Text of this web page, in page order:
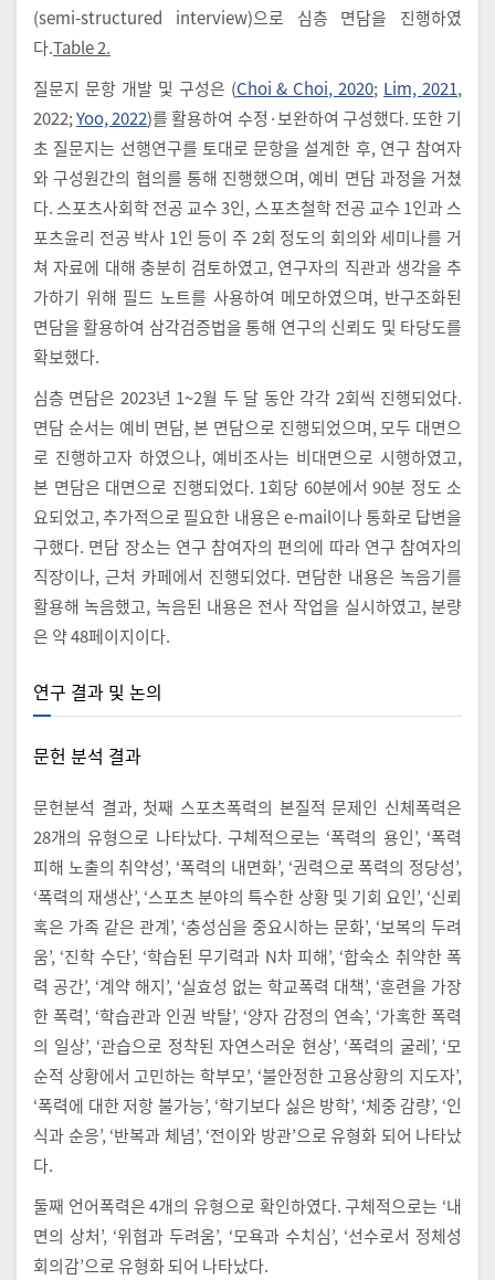
(semi-structured interview)으로 심층 면담을 진행하였
다.Table 2.
질문지 문항 개발 및 구성은 (Choi & Choi, 2020; Lim, 2021,
2022;Yoo, 2022)를 활용하여 수정·보완하여 구성했다. 또한 기
초 질문지는 선행연구를 토대로 문항을 설계한 후, 연구 참여자
와 구성원간의 협의를 통해 진행했으며, 예비 면담 과정을 거쳤
다. 스포츠사회학 전공 교수 3인, 스포츠철학 전공 교수 1인과 스
포츠윤리 전공 박사 1인 등이 주 2회 정도의 회의와 세미나를 거
쳐 자료에 대해 충분히 검토하였고, 연구자의 직관과 생각을 추
가하기 위해 필드 노트를 사용하여 메모하였으며, 반구조화된
면담을 활용하여 삼각검증법을 통해 연구의 신뢰도 및 타당도를
확보했다.
심층 면담은 2023년 1~2월 두 달 동안 각각 2회씩 진행되었다.
면담 순서는 예비 면담, 본 면담으로 진행되었으며, 모두 대면으
로 진행하고자 하였으나, 예비조사는 비대면으로 시행하였고,
본 면담은 대면으로 진행되었다. 1회당 60분에서 90분 정도 소
요되었고, 추가적으로 필요한 내용은 e-mail이나 통화로 답변을
구했다. 면담 장소는 연구 참여자의 편의에 따라 연구 참여자의
직장이나, 근처 카페에서 진행되었다. 면담한 내용은 녹음기를
활용해 녹음했고, 녹음된 내용은 전사 작업을 실시하였고, 분량
은 약 48페이지이다.
연구 결과 및 논의
문헌 분석 결과
문헌분석 결과, 첫째 스포츠폭력의 본질적 문제인 신체폭력은
28개의 유형으로 나타났다. 구체적으로는 ‘폭력의 용인’, ‘폭력
피해 노출의 취약성’, ‘폭력의 내면화’, ‘권력으로 폭력의 정당성’,
‘폭력의 재생산’, ‘스포츠 분야의 특수한 상황 및 기회 요인’, ‘신뢰
혹은 가족 같은 관계’, ‘충성심을 중요시하는 문화’, ‘보복의 두려
움’, ‘진학 수단’, ‘학습된 무기력과 N차 피해’, ‘합숙소 취약한 폭
력 공간’, ‘계약 해지’, ‘실효성 없는 학교폭력 대책’, ‘훈련을 가장
한 폭력’, ‘학습관과 인권 박탈’, ‘양자 감정의 연속’, ‘가혹한 폭력
의 일상’, ‘관습으로 정착된 자연스러운 현상’, ‘폭력의 굴레’, ‘모
순적 상황에서 고민하는 학부모’, ‘불안정한 고용상황의 지도자’,
‘폭력에 대한 저항 불가능’, ‘학기보다 싫은 방학’, ‘체중 감량’, ‘인
식과 순응’, ‘반복과 체념’, ‘전이와 방관’으로 유형화 되어 나타났
다.
둘째 언어폭력은 4개의 유형으로 확인하였다. 구체적으로는 ‘내
면의 상처’, ‘위협과 두려움’, ‘모욕과 수치심’, ‘선수로서 정체성
회의감’으로 유형화 되어 나타났다.